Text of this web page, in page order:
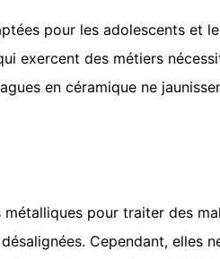
pour les adolescents et
exercent des métiers
en céramique ne
pour traiter des
Cependant,